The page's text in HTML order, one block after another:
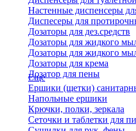
Настенные диспенсеры
Диспесеры для
Дозаторы для дез.средств
Дозаторы для жидкого
Дозаторы для жидкого
Дозаторы для крема
Дозатор для пены
Еще
Ершики (щетки)
Напольные ершики
Крючки, полки, зеркала
Сеточки и таблетки для